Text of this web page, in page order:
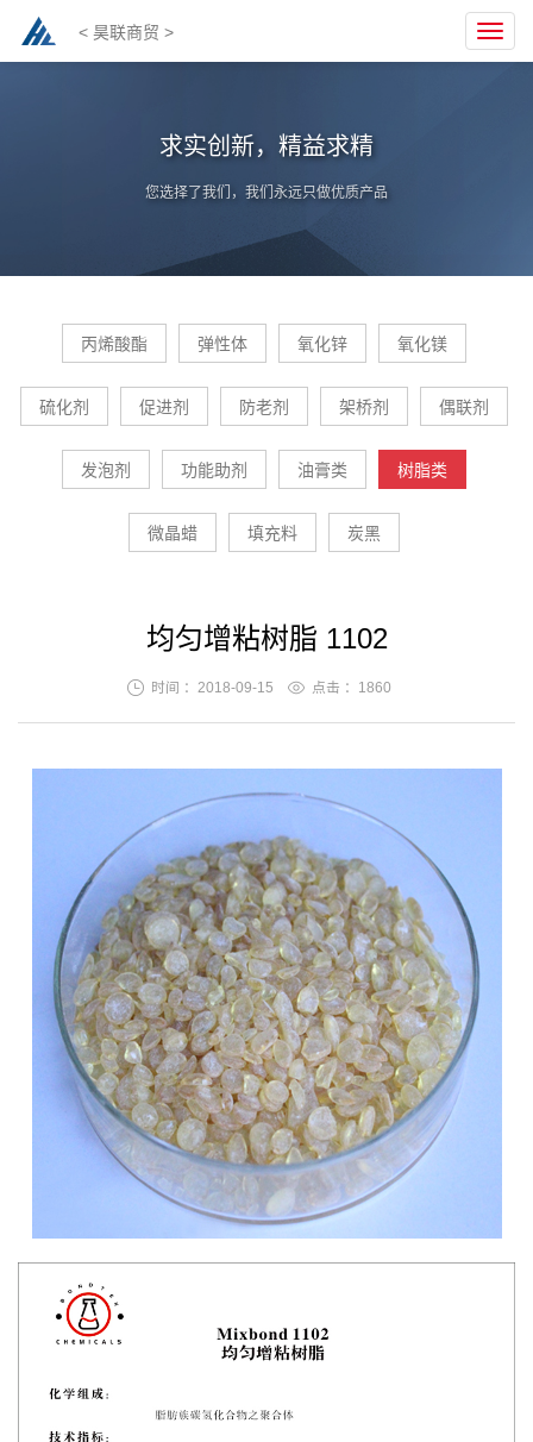
< 昊联商贸 >
求实创新，精益求精
您选择了我们，我们永远只做优质产品
丙烯酸酯 弹性体 氧化锌 氧化镁
硫化剂 促进剂 防老剂 架桥剂 偶联剂
发泡剂 功能助剂 油膏类 树脂类
微晶蜡 填充料 炭黑
均匀增粘树脂 1102
时间 ：2018-09-15 点击 ： 1860